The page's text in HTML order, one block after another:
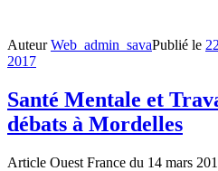
AuteurWeb_admin_savaPublié le
2017
Santé Mentale et
débats à Mordelles
Article Ouest France du 14 mars